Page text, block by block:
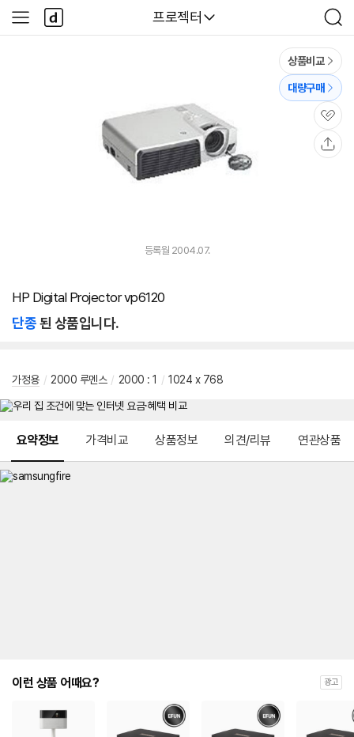
다나와
프로젝터
검
색
사
이
다
나
와
상품비교
대량구매
관
심
등록월 2004.07.
HP Digital Projector vp6120
단종된 상품입니다.
가정용 / 2000 루멘스 / 2000 : 1 / 1024 x 768
요약정보 가격비교 상품정보 의견/리뷰 연관상품
이런 상품 어때요? 광고